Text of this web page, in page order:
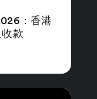
：香港
款